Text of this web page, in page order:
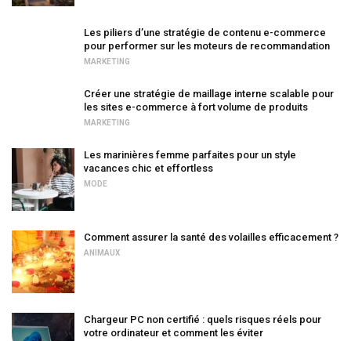
Les piliers d’une stratégie de contenu e-commerce
pour performer sur les moteurs de recommandation
MARKETING
Créer une stratégie de maillage interne scalable pour
les sites e-commerce à fort volume de produits
MARKETING
Les marinières femme parfaites pour un style
vacances chic et effortless
MODE
Comment assurer la santé des volailles efficacement ?
ANIMAUX
Chargeur PC non certifié : quels risques réels pour
votre ordinateur et comment les éviter